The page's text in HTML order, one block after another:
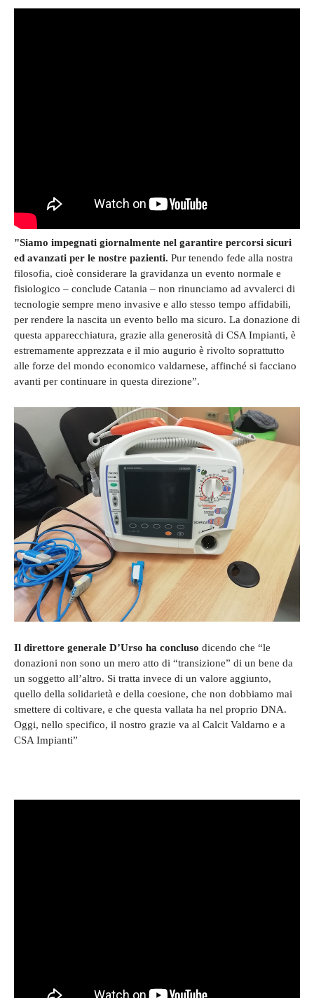
"Siamo impegnati giornalmente nel garantire percorsi sicuri
ed avanzati per le nostre pazienti. Pur tenendo fede alla nostra
filosofia, cioè considerare la gravidanza un evento normale e
fisiologico – conclude Catania – non rinunciamo ad avvalerci di
tecnologie sempre meno invasive e allo stesso tempo affidabili,
per rendere la nascita un evento bello ma sicuro. La donazione di
questa apparecchiatura, grazie alla generosità di CSA Impianti, è
estremamente apprezzata e il mio augurio è rivolto soprattutto
alle forze del mondo economico valdarnese, affinché si facciano
avanti per continuare in questa direzione”.
Il direttore generale D’Urso ha concluso dicendo che “le
donazioni non sono un mero atto di “transizione” di un bene da
un soggetto all’altro. Si tratta invece di un valore aggiunto,
quello della solidarietà e della coesione, che non dobbiamo mai
smettere di coltivare, e che questa vallata ha nel proprio DNA.
Oggi, nello specifico, il nostro grazie va al Calcit Valdarno e a
CSA Impianti”